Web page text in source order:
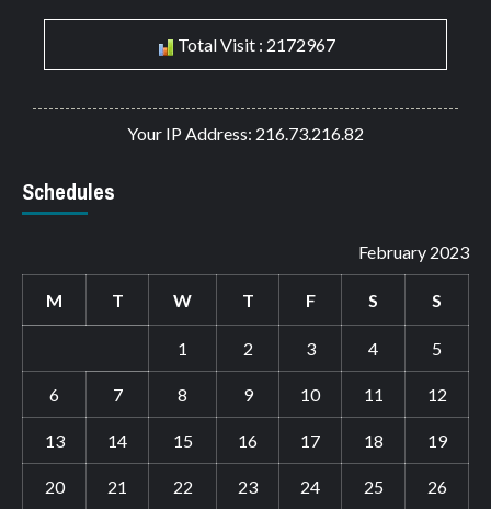
Total Visit : 2172967
Your IP Address: 216.73.216.82
Schedules
February 2023
M T W T F S S
1 2 3 4 5
6 7 8 9 10 11 12
13 14 15 16 17 18 19
20 21 22 23 24 25 26